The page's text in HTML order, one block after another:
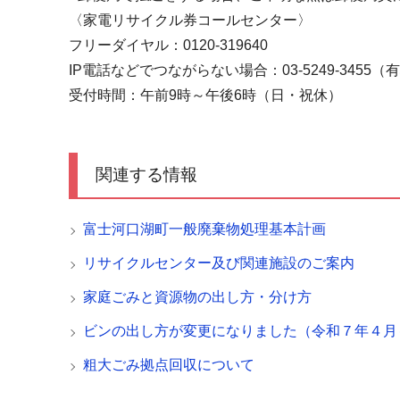
〈家電リサイクル券コールセンター〉
フリーダイヤル：0120-319640
IP電話などでつながらない場合：03-5249-3455（有
受付時間：午前9時～午後6時（日・祝休）
関連する情報
富士河口湖町一般廃棄物処理基本計画
リサイクルセンター及び関連施設のご案内
家庭ごみと資源物の出し方・分け方
ビンの出し方が変更になりました（令和７年４月
粗大ごみ拠点回収について